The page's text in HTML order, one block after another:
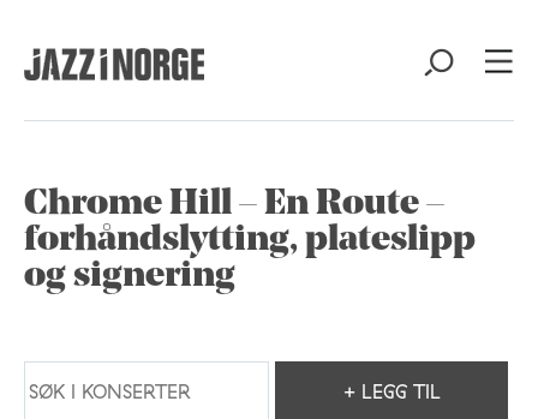
Chrome Hill – En Route –
forhåndslytting, plateslipp
og signering
+ LEGG TIL